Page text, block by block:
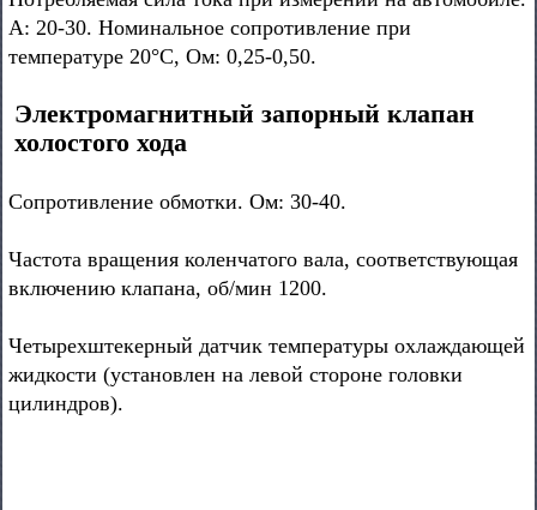
А: 20-30. Номинальное сопротивление при
температуре 20°С, Ом: 0,25-0,50.
Электромагнитный запорный клапан
холостого хода
Сопротивление обмотки. Ом: 30-40.
Частота вращения коленчатого вала, соответствующая
включению клапана, об/мин 1200.
Четырехштекерный датчик температуры охлаждающей
жидкости (установлен на левой стороне головки
цилиндров).